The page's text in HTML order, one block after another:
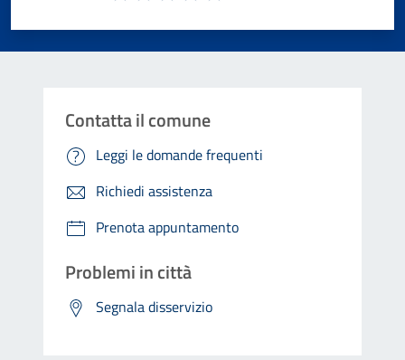
Contatta il comune
Leggi le domande frequenti
Richiedi assistenza
Prenota appuntamento
Problemi in città
Segnala disservizio